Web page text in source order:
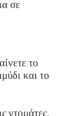
σε
το
και το
ντομάτες,